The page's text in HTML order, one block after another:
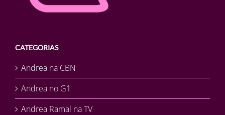
CATEGORIAS
Andrea na CBN
Andrea no G1
Andrea Ramal na TV